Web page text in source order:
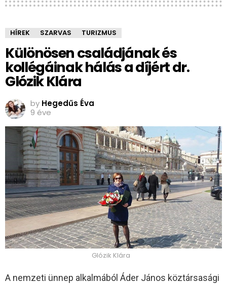
HÍREK SZARVAS TURIZMUS
Különösen családjának és
kollégáinak hálás a díjért dr.
Glózik Klára
by Hegedűs Éva
9 éve
Glózik Klára
A nemzeti ünnep alkalmából Áder János köztársasági